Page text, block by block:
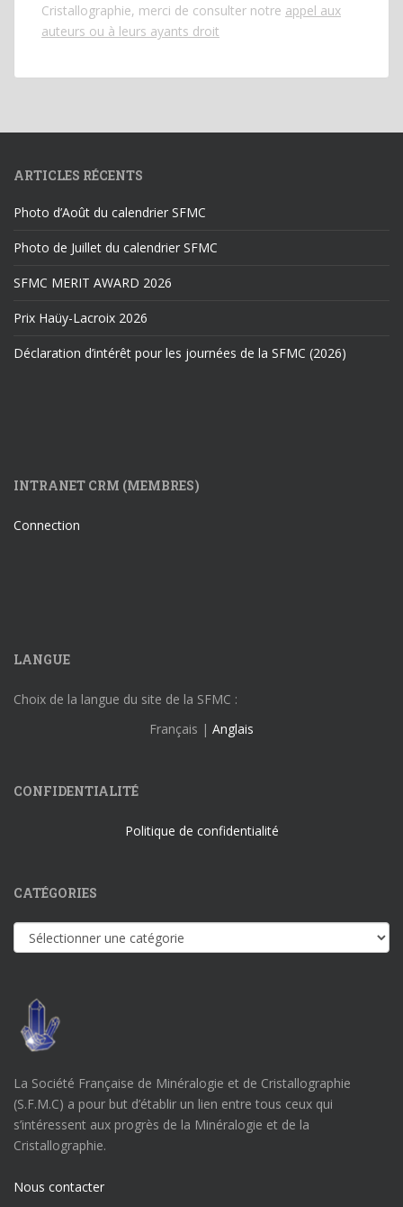
Cristallographie, merci de consulter notre appel aux
auteurs ou à leurs ayants droit
ARTICLES RÉCENTS
Photo d’Août du calendrier SFMC
Photo de Juillet du calendrier SFMC
SFMC MERIT AWARD 2026
Prix Haüy-Lacroix 2026
Déclaration d’intérêt pour les journées de la SFMC (2026)
INTRANET CRM (MEMBRES)
Connection
LANGUE
Choix de la langue du site de la SFMC :
Français | Anglais
CONFIDENTIALITÉ
Politique de confidentialité
CATÉGORIES
Catégories
La Société Française de Minéralogie et de Cristallographie
(S.F.M.C) a pour but d’établir un lien entre tous ceux qui
s’intéressent aux progrès de la Minéralogie et de la
Cristallographie.
Nous contacter